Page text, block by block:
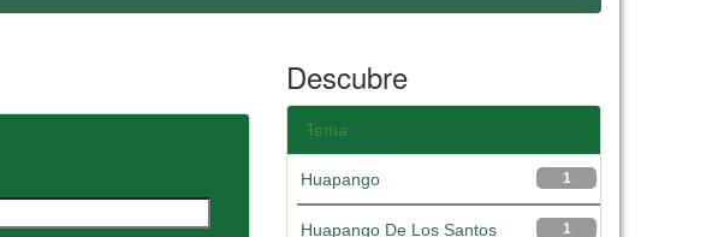
Descubre
Tema
1
Huapango
1
Huapango De Los Santos